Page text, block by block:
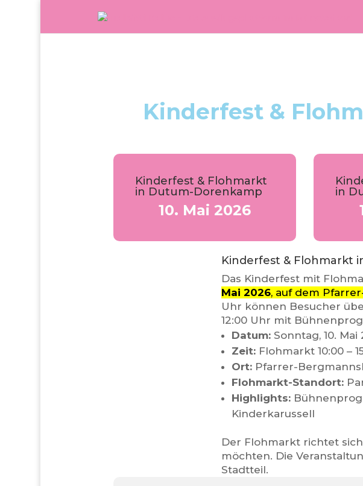
Kinderfest &
Kinderfest & Flohmarkt
in Dutum-Dorenkamp
10. Mai 2026
in
Kinderfest & Flohmarkt
Das Kinderfest mit
Mai 2026, auf dem
Uhr können Besucher
12:00 Uhr mit
Datum: Sonntag, 10. Mai
Zeit: Flohmarkt 10:00 –
Ort: Pfarrer-
Flohmarkt-Standort:
Highlights:
Kinderkarussell
Der Flohmarkt richtet
möchten. Die
Stadtteil.